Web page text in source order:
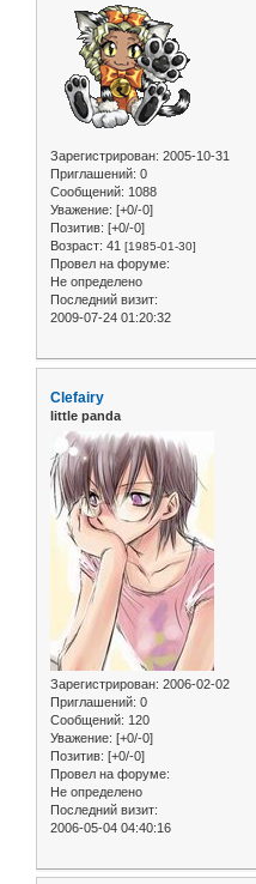
Зарегистрирован: 2005-10-31
Приглашений: 0
Сообщений: 1088
Уважение: [+0/-0]
Позитив: [+0/-0]
Возраст: 41 [1985-01-30]
Провел на форуме:
Не определено
Последний визит:
2009-07-24 01:20:32
Clefairy
little panda
Зарегистрирован: 2006-02-02
Приглашений: 0
Сообщений: 120
Уважение: [+0/-0]
Позитив: [+0/-0]
Провел на форуме:
Не определено
Последний визит:
2006-05-04 04:40:16